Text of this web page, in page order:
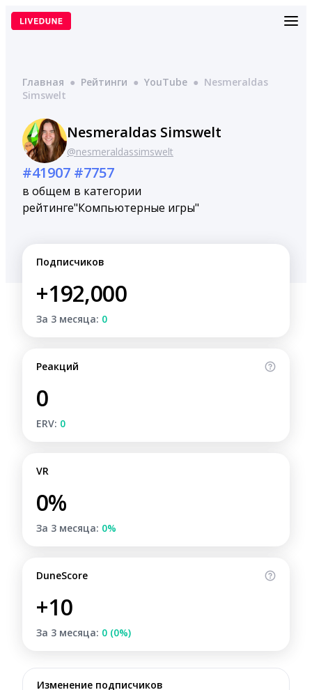
Перейти
Главная ● Рейтинги ● YouTube ● Nesmeraldas
Simswelt
Nesmeraldas Simswelt
@nesmeraldassimswelt
#41907
в общем
рейтинге
#7757
в категории
"Компьютерные игры"
Подписчиков
+192,000
За 3 месяца: 0
Реакций
0
ERV: 0
VR
0%
За 3 месяца: 0%
DuneScore
+10
За 3 месяца: 0 (0%)
Изменение подписчиков